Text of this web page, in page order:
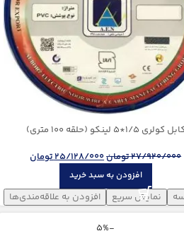
كابل کولری 1/5*5 لینکو (حلقه 100 متری)
27/920/000تومان25/128/000تومان
افزودن به سبد خرید
نمایش سریع افزودن به علاقه‌مندی‌ها
-5%